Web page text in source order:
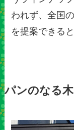
われず、全国
を提案できる
パンのなる